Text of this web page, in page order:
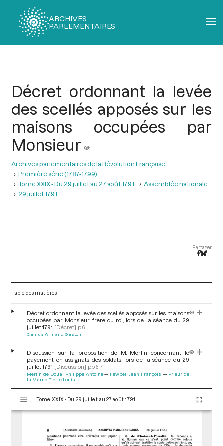
ARCHIVES
PARLEMENTAIRES
Décret ordonnant la levée
des scellés apposés sur les
maisons occupées par
Monsieur
Archives parlementaires de la Révolution Française
Première série (1787-1799)
Tome XXIX - Du 29 juillet au 27 août 1791.
Assemblée nationale
29 juillet 1791
Partager
Table des matières
Décret ordonnant la levée des scellés apposés sur les maisons
occupées par Monsieur, frère du roi, lors de la séance du 29
juillet 1791 [Décret] p.6
Camus Armand Gaston
Discussion sur la proposition de M. Merlin concernant le
payement en assignats des soldats, lors de la séance du 29
juillet 1791 [Discussion] pp.6-7
Merlin de Douai Philippe Antoine Rewbell Jean François
Prieur de
la Marne Pierre Louis
s
Tome XXIX - Du 29 juillet au 27 août 1791.